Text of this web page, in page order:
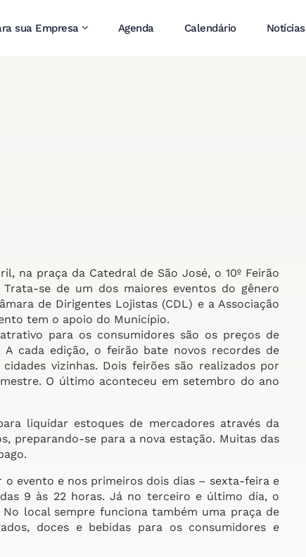
sua Empresa Agenda Calendário Notícias
na praça da Catedral de São José, o 10º Feirão
se de um dos maiores eventos do gênero
de Dirigentes Lojistas (CDL) e a Associação
tem o apoio do Município.
para os consumidores são os preços de
cada edição, o feirão bate novos recordes de
vizinhas. Dois feirões são realizados por
O último aconteceu em setembro do ano
liquidar estoques de mercadores através da
preparando-se para a nova estação. Muitas das
o evento e nos primeiros dois dias – sexta-feira e
9 às 22 horas. Já no terceiro e último dia, o
local sempre funciona também uma praça de
doces e bebidas para os consumidores e